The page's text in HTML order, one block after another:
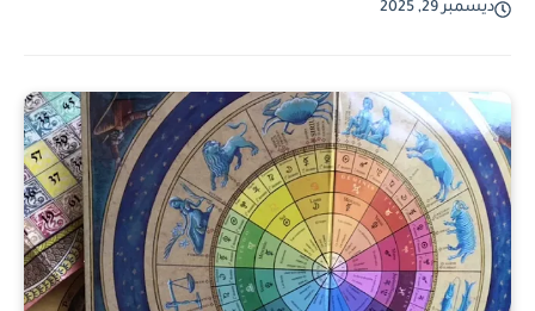
ديسمبر 29, 2025